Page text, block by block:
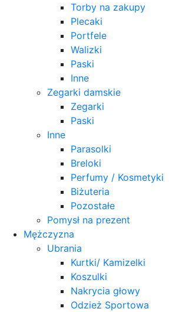
Torby na zakupy
Plecaki
Portfele
Walizki
Paski
Inne
Zegarki damskie
Zegarki
Paski
Inne
Parasolki
Breloki
Perfumy / Kosmetyki
Biżuteria
Pozostałe
Pomysł na prezent
Mężczyzna
Ubrania
Kurtki/ Kamizelki
Koszulki
Nakrycia głowy
Odzież Sportowa